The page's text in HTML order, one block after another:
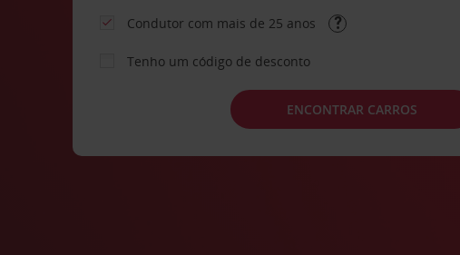
Condutor com mais de 25 anos
Tenho um código de desconto
ENCONTRAR CARROS